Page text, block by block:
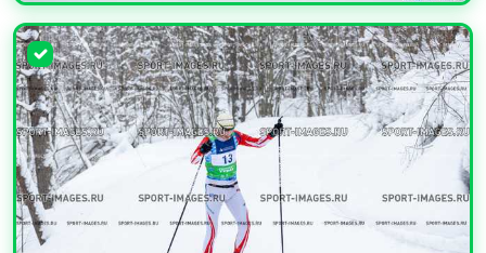
УВЕЛИЧИТЬ